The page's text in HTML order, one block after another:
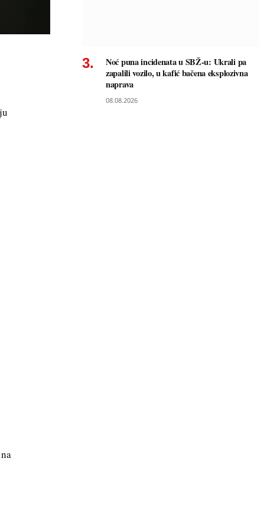
Noć puna incidenata u SBŽ-u: Ukrali pa
zapalili vozilo, u kafić bačena eksplozivna
naprava
08.08.2026